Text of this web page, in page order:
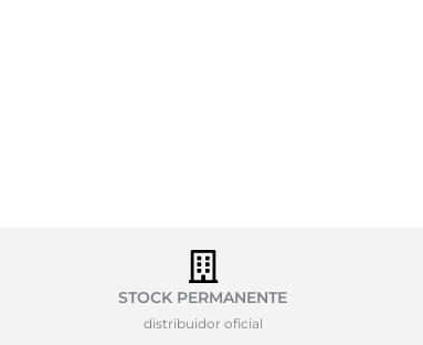
STOCK PERMANENTE
distribuidor oficial